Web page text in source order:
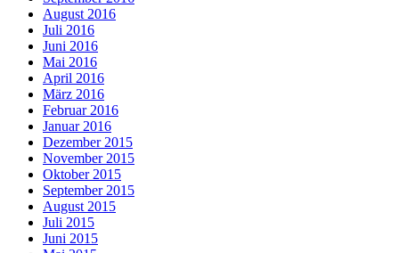
August 2016
Juli 2016
Juni 2016
Mai 2016
April 2016
März 2016
Februar 2016
Januar 2016
Dezember 2015
November 2015
Oktober 2015
September 2015
August 2015
Juli 2015
Juni 2015